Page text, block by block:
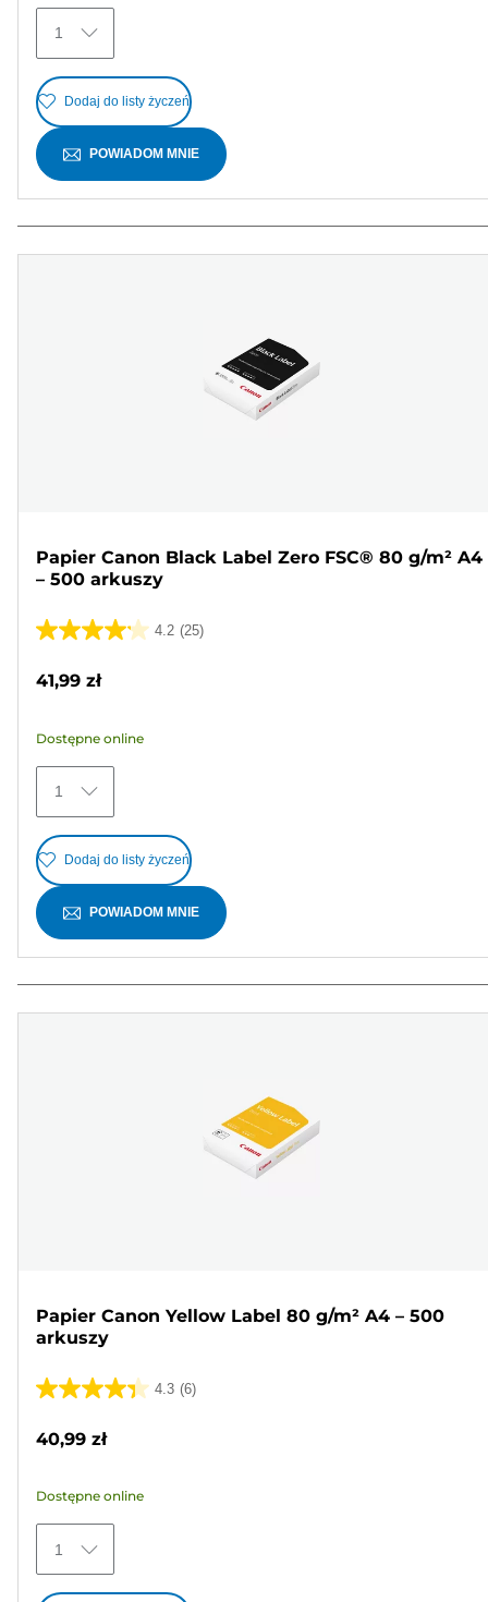
Recenzji
1
Dodaj do listy życzeń
POWIADOM MNIE
Papier Canon Black Label Zero FSC® 80 g/m² A4
– 500 arkuszy
4.2 (25)
4.2
25
Recenzji
41,99 zł
Dostępne online
1
Dodaj do listy życzeń
POWIADOM MNIE
Papier Canon Yellow Label 80 g/m² A4 – 500
arkuszy
4.3 (6)
4.3
5
6
Recenzji
40,99 zł
Dostępne online
1